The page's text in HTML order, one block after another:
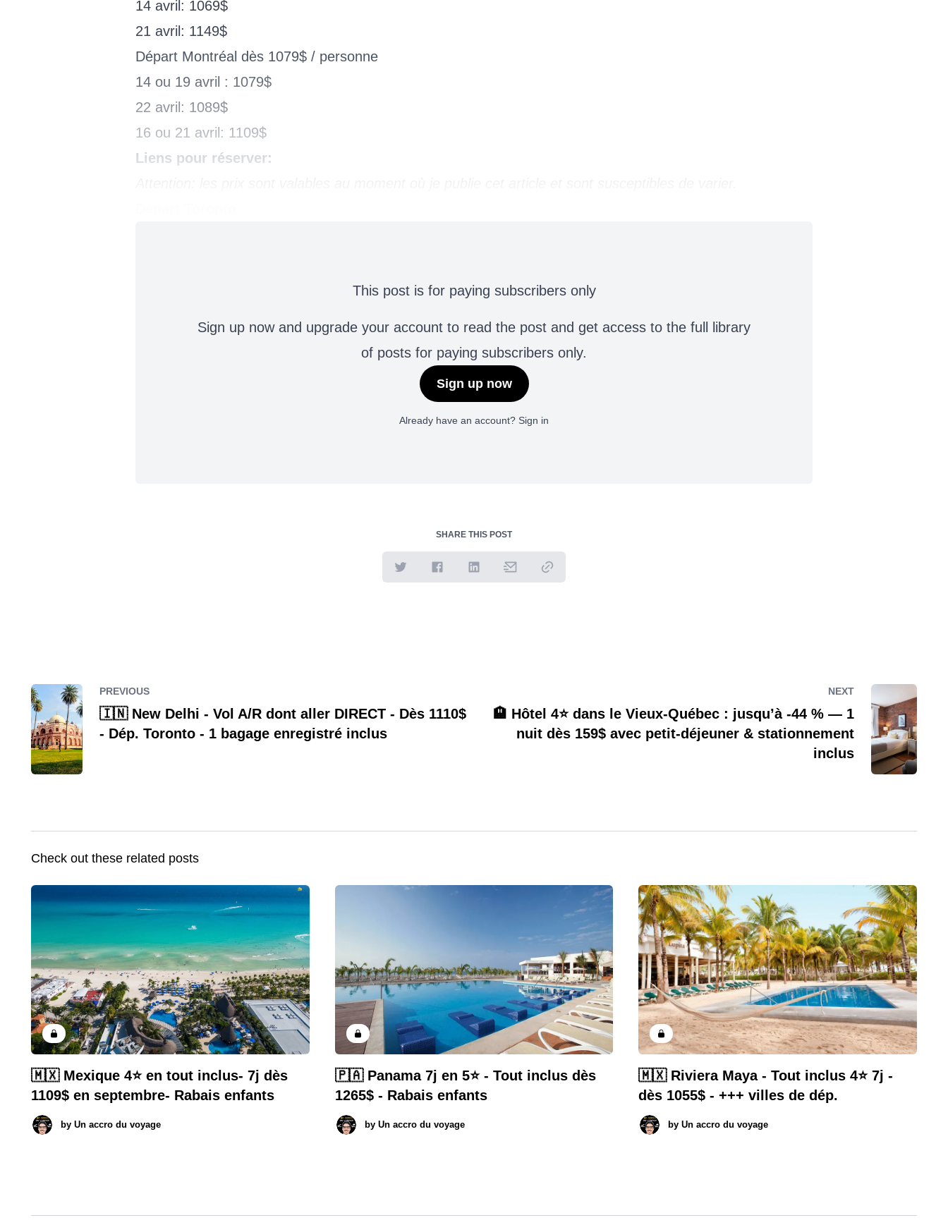
14 avril: 1069$
21 avril: 1149$
Départ Montréal dès 1079$ / personne
14 ou 19 avril : 1079$
22 avril: 1089$
16 ou 21 avril: 1109$
Liens pour réserver:
This post is for paying subscribers only
Sign up now and upgrade your account to read the post and get access to the full library
of posts for paying subscribers only.
Sign up now
Already have an account? Sign in
SHARE THIS POST
PREVIOUS
🇮🇳 New Delhi - Vol A/R dont aller DIRECT - Dès 1110$
- Dép. Toronto - 1 bagage enregistré inclus
NEXT
🏨 Hôtel 4⭐️ dans le Vieux-Québec : jusqu’à -44 % — 1
nuit dès 159$ avec petit-déjeuner & stationnement
inclus
Check out these related posts
🇲🇽 Mexique 4⭐️ en tout inclus- 7j dès
1109$ en septembre- Rabais enfants
by Un accro du voyage
🇵🇦 Panama 7j en 5⭐️ - Tout inclus dès
1265$ - Rabais enfants
by Un accro du voyage
🇲🇽 Riviera Maya - Tout inclus 4⭐️ 7j -
dès 1055$ - +++ villes de dép.
by Un accro du voyage